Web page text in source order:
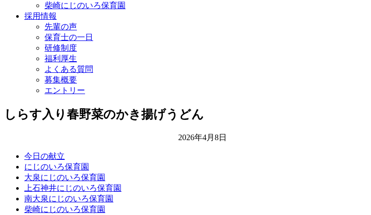
柴崎にじのいろ保育園
採用情報
先輩の声
保育士の一日
研修制度
福利厚生
よくある質問
募集概要
エントリー
しらす入り春野菜のかき揚げうどん
2026年4月8日
今日の献立
にじのいろ保育園
大泉にじのいろ保育園
上石神井にじのいろ保育園
南大泉にじのいろ保育園
柴崎にじのいろ保育園